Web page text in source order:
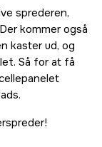
sprederen,
kommer også
kaster ud, og
Så for at få